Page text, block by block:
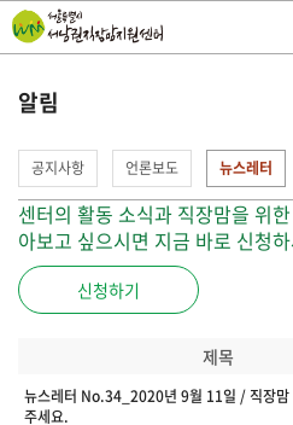
알림
공지사항 언론보도 뉴스레터
센터의 활동 소식과 직장맘을 위
아보고 싶으시면 지금 바로 신청
신청하기
제목
뉴스레터 No.34_2020년 9월 11일 / 직장맘
주세요.